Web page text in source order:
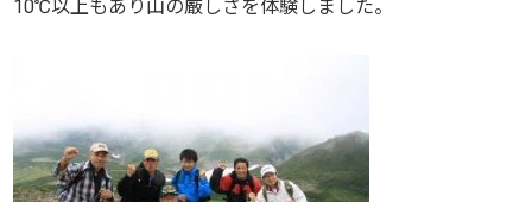
10℃以上もあり山の厳しさを体験しました。